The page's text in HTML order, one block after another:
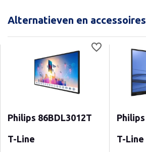
Alternatieven en accessoires
Philips 86BDL3012T
T-Line
Philips 75BDL3151T
T-Line